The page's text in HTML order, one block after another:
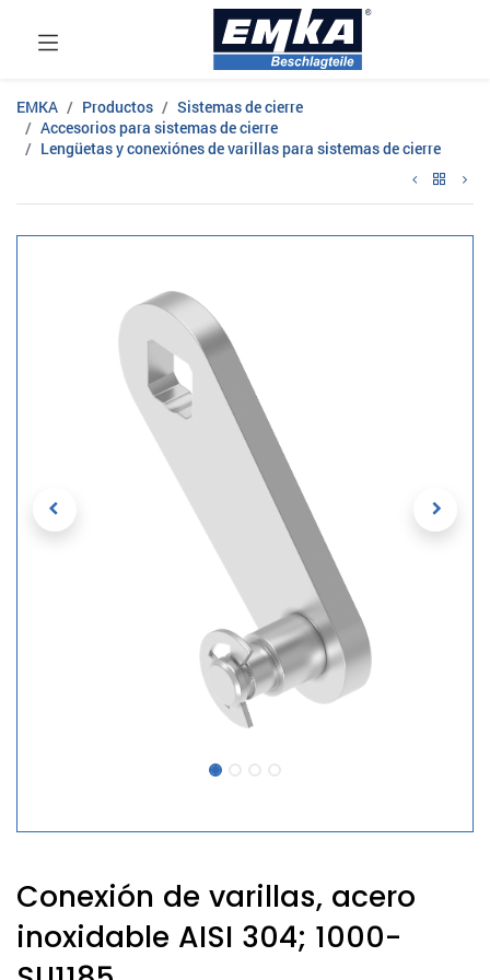
EMKA Productos
Sistemas de cierre
Accesorios para sistemas de cierre
Lengüetas y conexiónes de varillas para sistemas de cierre
Conexión de varillas, acero
inoxidable AISI 304; 1000-